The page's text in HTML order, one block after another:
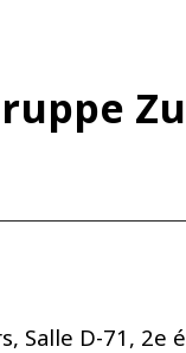
Salle D-71, 2e